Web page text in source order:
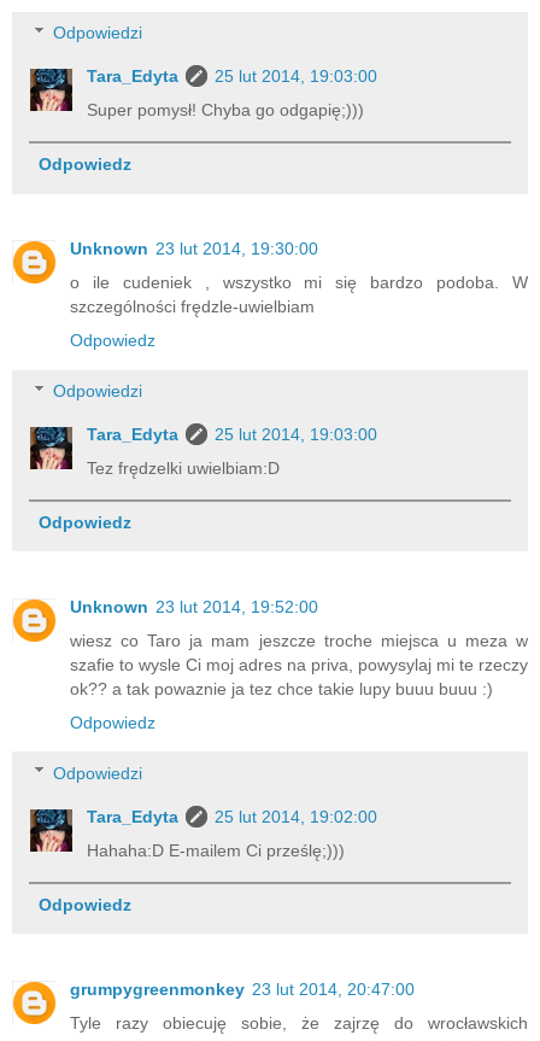
Odpowiedzi
Tara_Edyta
25 lut 2014, 19:03:00
Super pomysł! Chyba go odgapię;)))
Odpowiedz
Unknown 23 lut 2014, 19:30:00
o ile cudeniek , wszystko mi się bardzo podoba. W
szczególności frędzle-uwielbiam
Odpowiedz
Odpowiedzi
Tara_Edyta
25 lut 2014, 19:03:00
Tez frędzelki uwielbiam:D
Odpowiedz
Unknown 23 lut 2014, 19:52:00
wiesz co Taro ja mam jeszcze troche miejsca u meza w
szafie to wysle Ci moj adres na priva, powysylaj mi te rzeczy
ok?? a tak powaznie ja tez chce takie lupy buuu buuu :)
Odpowiedz
Odpowiedzi
Tara_Edyta
25 lut 2014, 19:02:00
Hahaha:D E-mailem Ci prześlę;)))
Odpowiedz
grumpygreenmonkey 23 lut 2014, 20:47:00
Tyle razy obiecuję sobie, że zajrzę do wrocławskich